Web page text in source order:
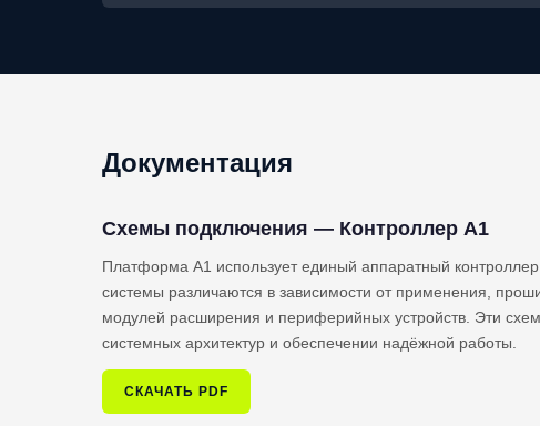
Документация
Схемы подключения — Контроллер A1
Платформа A1 использует единый аппаратный
системы различаются в зависимости от применения,
модулей расширения и периферийных устройств. Эти
системных архитектур и обеспечении надёжной работы.
СКАЧАТЬ PDF